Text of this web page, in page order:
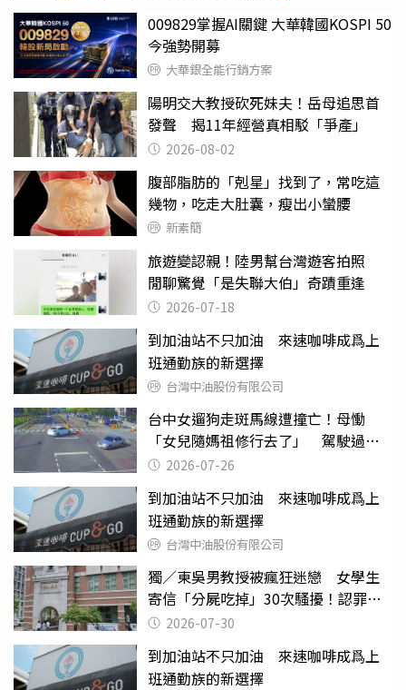
009829掌握AI關鍵 大華韓國KOSPI 50
今強勢開募
大華銀全能行銷方案
陽明交大教授砍死妹夫！岳母追思首
發聲 揭11年經營真相駁「爭產」
2026-08-02
腹部脂肪的「剋星」找到了，常吃這
幾物，吃走大肚囊，瘦出小蠻腰
新素簡
旅遊變認親！陸男幫台灣遊客拍照
閒聊驚覺「是失聯大伯」奇蹟重逢
2026-07-18
到加油站不只加油 來速咖啡成爲上
班通勤族的新選擇
台灣中油股份有限公司
台中女遛狗走斑馬線遭撞亡！母慟
「女兒隨媽祖修行去了」 駕駛過失
致死判9月
2026-07-26
到加油站不只加油 來速咖啡成爲上
班通勤族的新選擇
台灣中油股份有限公司
獨／東吳男教授被瘋狂迷戀 女學生
寄信「分屍吃掉」30次騷擾！認罪免
關 2026-07-30
到加油站不只加油 來速咖啡成爲上
班通勤族的新選擇